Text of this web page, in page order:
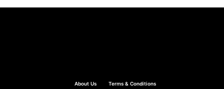
About Us Terms & Conditions